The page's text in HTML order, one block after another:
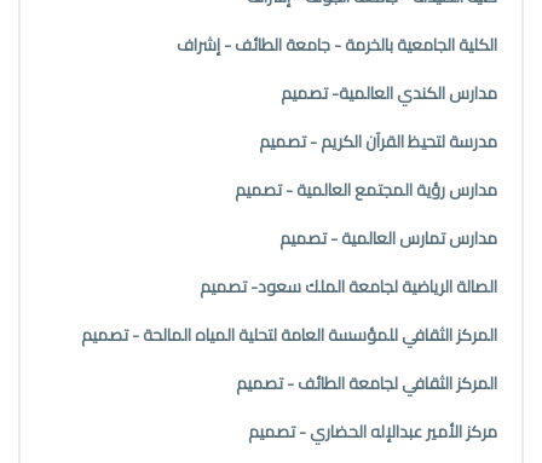
الكلية الجامعية بالخرمة - جامعة الطائف - إشراف
مدارس الكندي العالمية- تصميم
مدرسة لتحيظ القرآن الكريم - تصميم
مدارس رؤية المجتمع العالمية - تصميم
مدارس تمارس العالمية - تصميم
الصالة الرياضية لجامعة الملك سعود- تصميم
المركز الثقافي للمؤسسة العامة لتحلية المياه المالحة - تصميم
المركز الثقافي لجامعة الطائف - تصميم
مركز الأمير عبدالإله الحضاري - تصميم